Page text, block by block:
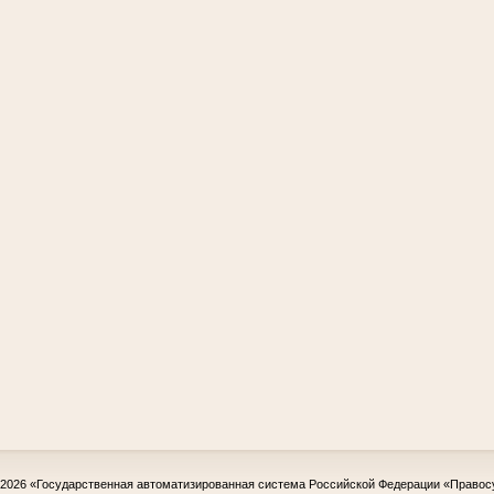
«Государственная автоматизированная система Российской Федерации